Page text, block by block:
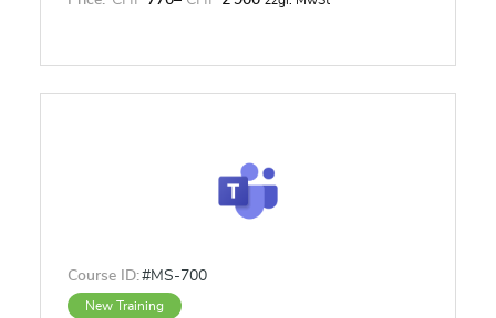
Course ID:#MS-700
New Training